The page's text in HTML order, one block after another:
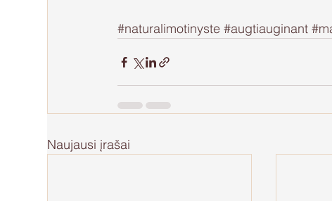
#naturalimotinyste #augtiauginant
Naujausi įrašai